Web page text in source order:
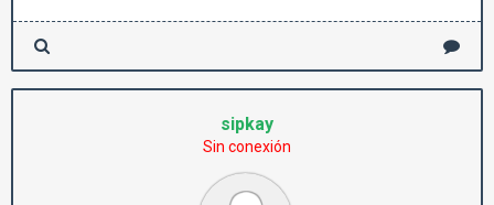
sipkay
Sin conexión